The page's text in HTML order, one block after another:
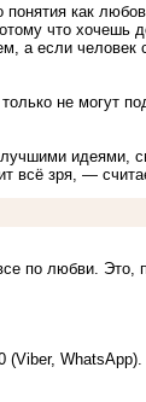
как
что хочешь
а если человек
не могут
идеями,
всё зря, —
по любви. Это,